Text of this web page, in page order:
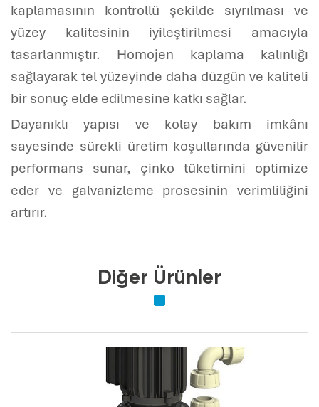
kaplamasının kontrollü şekilde sıyrılması ve
yüzey kalitesinin iyileştirilmesi amacıyla
tasarlanmıştır. Homojen kaplama kalınlığı
sağlayarak tel yüzeyinde daha düzgün ve kaliteli
bir sonuç elde edilmesine katkı sağlar.
Dayanıklı yapısı ve kolay bakım imkânı
sayesinde sürekli üretim koşullarında güvenilir
performans sunar, çinko tüketimini optimize
eder ve galvanizleme prosesinin verimliliğini
artırır.
Diğer Ürünler